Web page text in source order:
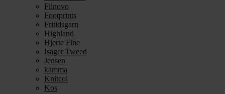
Filnovo
Footprints
Fritidsgarn
Highland
Hjerte Fine
Isager Tweed
Jensen
kamma
Knitcol
Kos